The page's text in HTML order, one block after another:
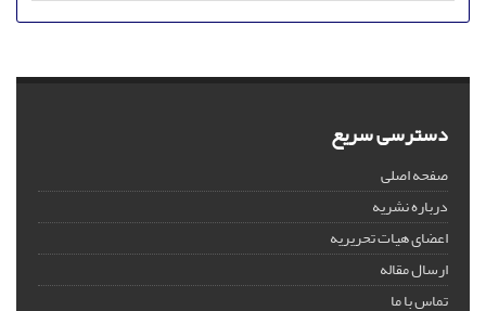
دسترسی سریع
صفحه اصلی
درباره نشریه
اعضای هیات تحریریه
ارسال مقاله
تماس با ما